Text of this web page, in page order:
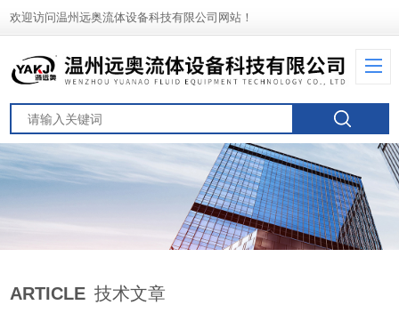
欢迎访问温州远奥流体设备科技有限公司网站！
ARTICLE 技术文章